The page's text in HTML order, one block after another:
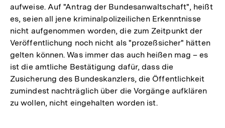
aufweise. Auf "Antrag der Bundesanwaltschaft", heißt
es, seien all jene kriminalpolizeilichen Erkenntnisse
nicht aufgenommen worden, die zum Zeitpunkt der
Veröffentlichung noch nicht als "prozeßsicher" hätten
gelten können. Was immer das auch heißen mag – es
ist die amtliche Bestätigung dafür, dass die
Zusicherung des Bundeskanzlers, die Öffentlichkeit
zumindest nachträglich über die Vorgänge aufklären
zu wollen, nicht eingehalten worden ist.